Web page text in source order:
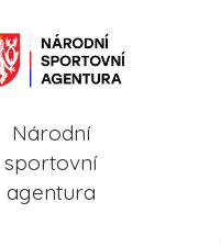
Národní
sportovní
agentura